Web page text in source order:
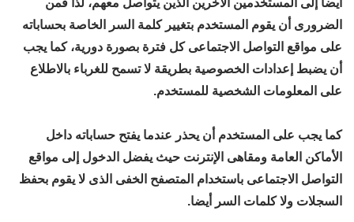
الضرورى أن يقوم المستخدم بتغيير كلمة السر الخاصة بحساباته
على مواقع التواصل الاجتماعى كل فترة بصورة دورية، كما يجب
أن يضبط إعدادات الخصوصية بطريقة لا تسمح للغرباء بالاطلاع
على المعلومات الشخصية للمستخدم.
كما يجب على المستخدم أن يحذر عندما يفتح حساباته داخل
الأماكن العامة ومقاهى الإنترنت حيث يفضل الدخول إلى مواقع
التواصل الاجتماعى باستخدام المتصفح الخفى الذى لا يقوم بحفظ
السجلات ولا كلمات السر أيضا.